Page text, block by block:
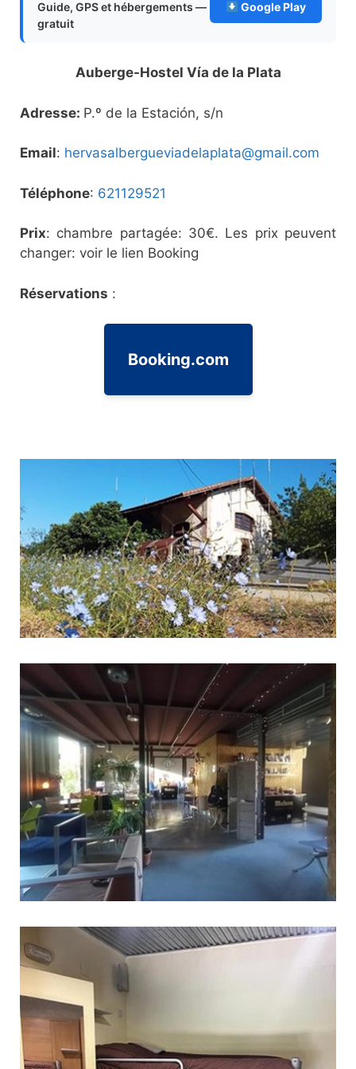
Guide, GPS et hébergements —
gratuit
Google Play
Auberge-Hostel Vía de la Plata
Adresse: P.º de la Estación, s/n
Email: hervasalbergueviadelaplata@gmail.com
Téléphone: 621129521
Prix: chambre partagée: 30€. Les prix peuvent
changer: voir le lien Booking
Réservations :
Booking.com